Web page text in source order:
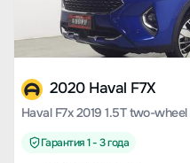
2020 Haval F7X
Гарантия 1 - 3 года